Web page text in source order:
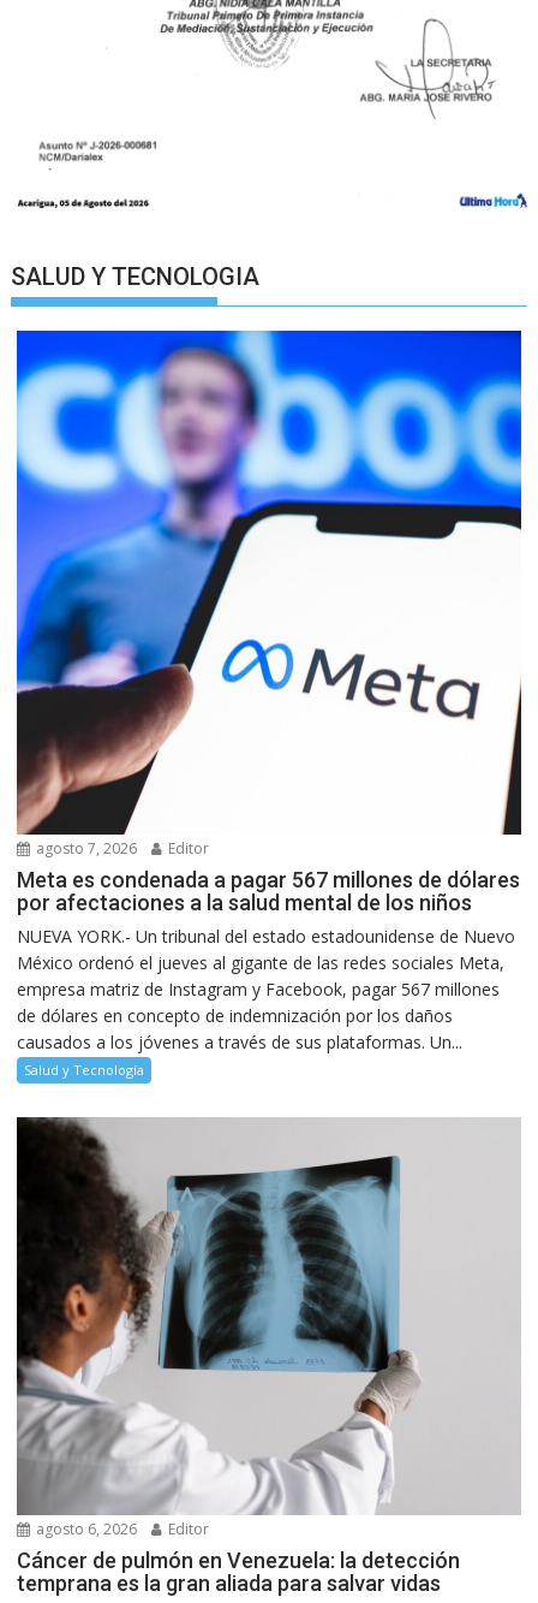
SALUD Y TECNOLOGIA
agosto 7, 2026 Editor
Meta es condenada a pagar 567 millones de dólares
por afectaciones a la salud mental de los niños
NUEVA YORK.- Un tribunal del estado estadounidense de Nuevo
México ordenó el jueves al gigante de las redes sociales Meta,
empresa matriz de Instagram y Facebook, pagar 567 millones
de dólares en concepto de indemnización por los daños
causados a los jóvenes a través de sus plataformas. Un...
Salud y Tecnología
agosto 6, 2026 Editor
Cáncer de pulmón en Venezuela: la detección
temprana es la gran aliada para salvar vidas